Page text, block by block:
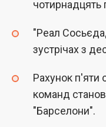
чотирнадцять
"Реал
зустрічах з
Рахунок п'яти
команд
"Барселони".